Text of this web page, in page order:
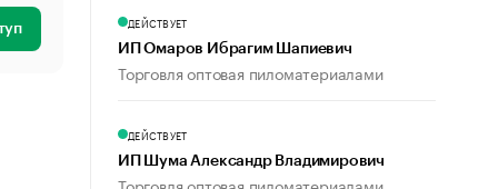
ДЕЙСТВУЕТ
ИП Омаров Ибрагим Шапиевич
Торговля оптовая пиломатериалами
ДЕЙСТВУЕТ
ИП Шума Александр Владимирович